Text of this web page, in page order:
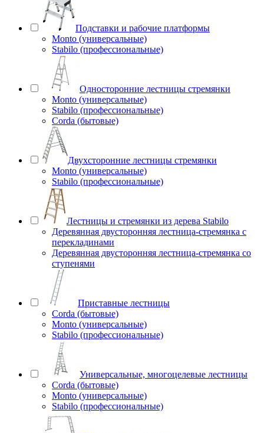
Подставки и рабочие платформы
Monto (универсальные)
Stabilo (профессиональные)
Односторонние лестницы стремянки
Monto (универсальные)
Stabilo (профессиональные)
Corda (бытовые)
Двухсторонние лестницы стремянки
Monto (универсальные)
Stabilo (профессиональные)
Лестницы и стремянки из дерева Stabilo
Деревянная двусторонняя лестница-стремянка с
перекладинами
Деревянная двусторонняя лестница-стремянка со
ступенями
Приставные лестницы
Corda (бытовые)
Monto (универсальные)
Stabilo (профессиональные)
Универсальные, многоцелевые лестницы
Corda (бытовые)
Monto (универсальные)
Stabilo (профессиональные)